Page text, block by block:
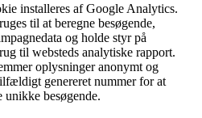
installeres af Google Analytics.
til at beregne besøgende,
og holde styr på
til websteds analytiske rapport.
oplysninger anonymt og
genereret nummer for at
unikke besøgende.